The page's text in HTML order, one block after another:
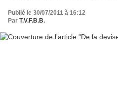
Publié le 30/07/2011 à 16:12
Par T.V.F.B.B.